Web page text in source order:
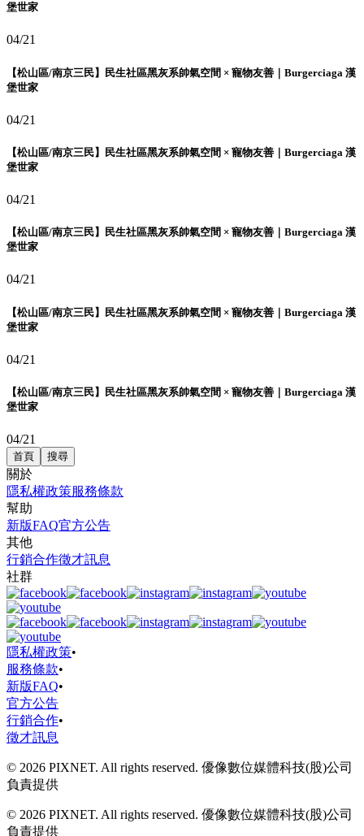
堡世家
04/21
【松山區/南京三民】民生社區黑灰系帥氣空間 × 寵物友善｜Burgerciaga 漢
堡世家
04/21
【松山區/南京三民】民生社區黑灰系帥氣空間 × 寵物友善｜Burgerciaga 漢
堡世家
04/21
【松山區/南京三民】民生社區黑灰系帥氣空間 × 寵物友善｜Burgerciaga 漢
堡世家
04/21
【松山區/南京三民】民生社區黑灰系帥氣空間 × 寵物友善｜Burgerciaga 漢
堡世家
04/21
【松山區/南京三民】民生社區黑灰系帥氣空間 × 寵物友善｜Burgerciaga 漢
堡世家
04/21
首頁 搜尋
關於
隱私權政策服務條款
幫助
新版FAQ官方公告
其他
行銷合作徵才訊息
社群
隱私權政策•
服務條款•
新版FAQ•
官方公告
行銷合作•
徵才訊息
© 2026 PIXNET. All rights reserved. 優像數位媒體科技(股)公司
負責提供
© 2026 PIXNET. All rights reserved. 優像數位媒體科技(股)公司
負責提供